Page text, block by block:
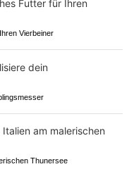
Vierbeiner
Thunersee